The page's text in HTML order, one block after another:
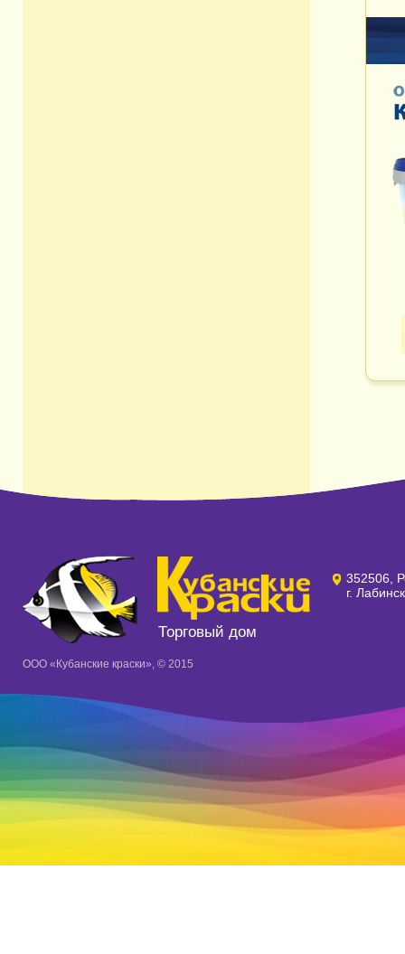
Торговый дом
352506,
г.
ООО «Кубанские краски», © 2015